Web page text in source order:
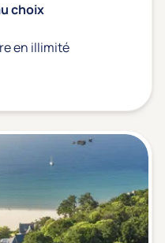
choix
en illimité